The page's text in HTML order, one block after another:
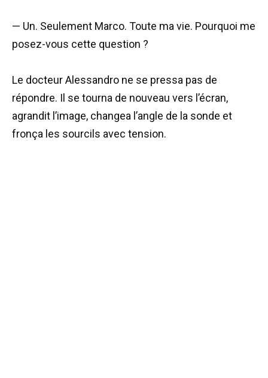
— Un. Seulement Marco. Toute ma vie. Pourquoi me
posez-vous cette question ?
Le docteur Alessandro ne se pressa pas de
répondre. Il se tourna de nouveau vers l’écran,
agrandit l’image, changea l’angle de la sonde et
fronça les sourcils avec tension.